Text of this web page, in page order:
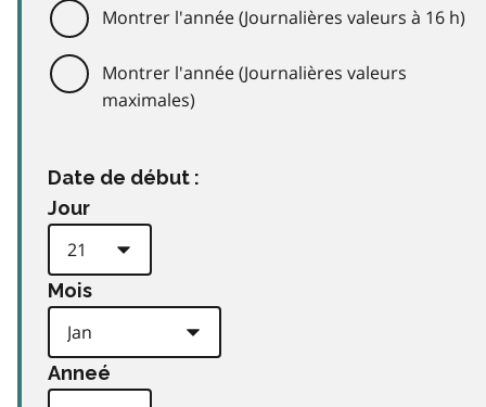
Montrer l'année (Journalières valeurs à 16 h)
Montrer l'année (Journalières valeurs
maximales)
Date de début :
Jour
Mois
Anneé